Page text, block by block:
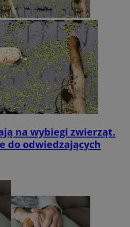
na wybiegi zwierząt.
do odwiedzających